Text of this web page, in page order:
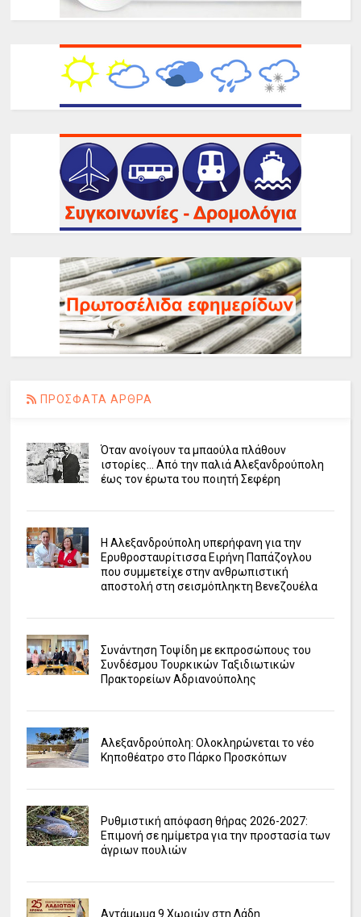
ΠΡΟΣΦΑΤΑ ΑΡΘΡΑ
Όταν ανοίγουν τα μπαούλα πλάθουν
ιστορίες... Από την παλιά Αλεξανδρούπολη
έως τον έρωτα του ποιητή Σεφέρη
Η Αλεξανδρούπολη υπερήφανη για την
Ερυθροσταυρίτισσα Ειρήνη Παπάζογλου
που συμμετείχε στην ανθρωπιστική
αποστολή στη σεισμόπληκτη Βενεζουέλα
Συνάντηση Τοψίδη με εκπροσώπους του
Συνδέσμου Τουρκικών Ταξιδιωτικών
Πρακτορείων Αδριανούπολης
Αλεξανδρούπολη: Ολοκληρώνεται το νέο
Κηποθέατρο στο Πάρκο Προσκόπων
Ρυθμιστική απόφαση θήρας 2026-2027:
Επιμονή σε ημίμετρα για την προστασία των
άγριων πουλιών
Αντάμωμα 9 Χωριών στη Λάδη